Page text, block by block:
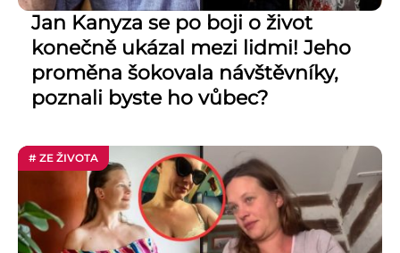
Jan Kanyza se po boji o život
konečně ukázal mezi lidmi! Jeho
proměna šokovala návštěvníky,
poznali byste ho vůbec?
# ZE ŽIVOTA